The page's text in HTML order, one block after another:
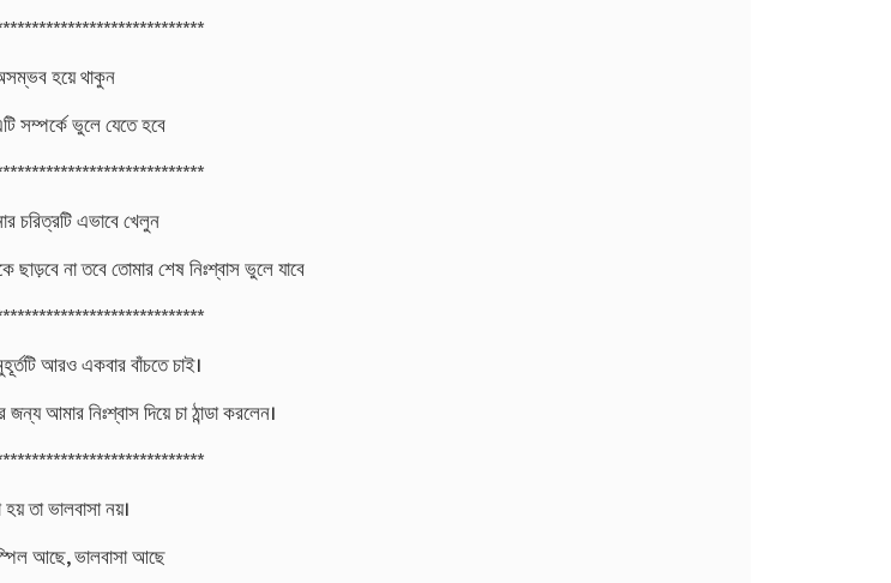
হয়ে থাকুন
সম্পর্কে ভুলে যেতে হবে
চরিত্রটি এভাবে খেলুন
না তবে তোমার শেষ নিঃশ্বাস ভুলে যাবে
আরও একবার বাঁচতে চাই।
আমার নিঃশ্বাস দিয়ে চা ঠান্ডা করলেন।
তা ভালবাসা নয়।
আছে, ভালবাসা আছে